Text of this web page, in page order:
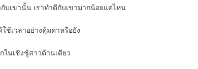
บเขานั้น เราทำดีกับเขามากน้อยแค่ไหน
ช้เวลาอย่างคุ้มค่าหรือยัง
นเชิงชู้สาวด้านเดียว